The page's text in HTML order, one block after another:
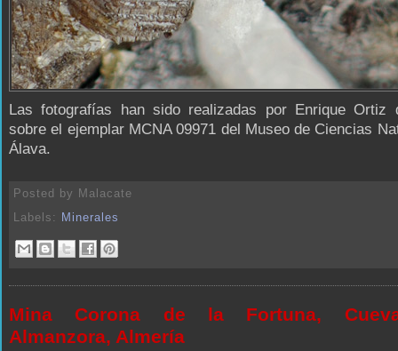
Las fotografías han sido realizadas por Enrique Ortiz
sobre el ejemplar MCNA 09971 del Museo de Ciencias
Álava.
Posted by Malacate
Labels:
Minerales
Mina Corona de la Fortuna,
Almanzora, Almería